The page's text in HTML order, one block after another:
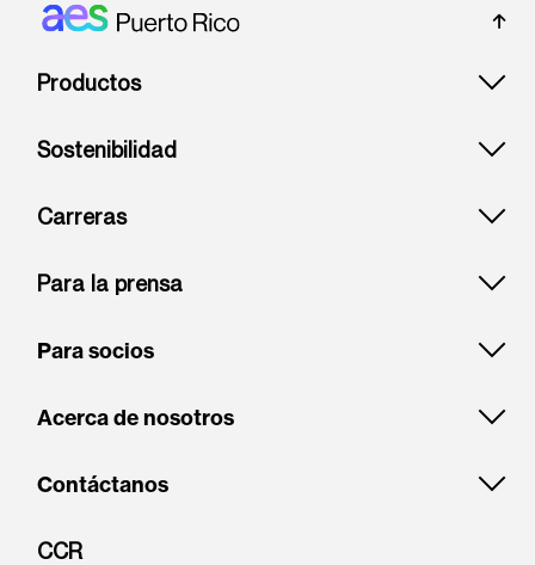
Footer: Puerto rico
Productos
Sostenibilidad
Carreras
Para la prensa
Para socios
Acerca de nosotros
Contáctanos
CCR